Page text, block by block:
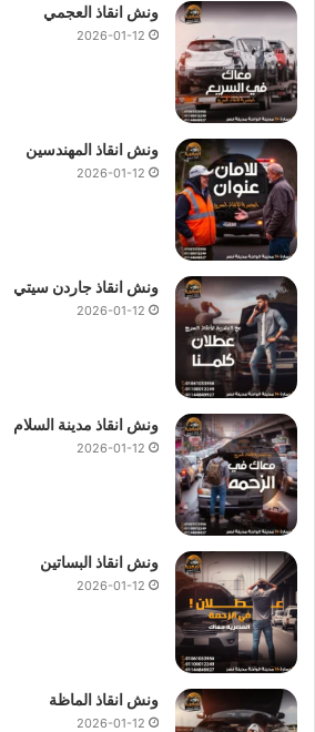
ونش انقاذ العجمي
2026-01-12
ونش انقاذ المهندسين
2026-01-12
ونش انقاذ جاردن سيتي
2026-01-12
ونش انقاذ مدينة السلام
2026-01-12
ونش انقاذ البساتين
2026-01-12
ونش انقاذ الماظة
2026-01-12